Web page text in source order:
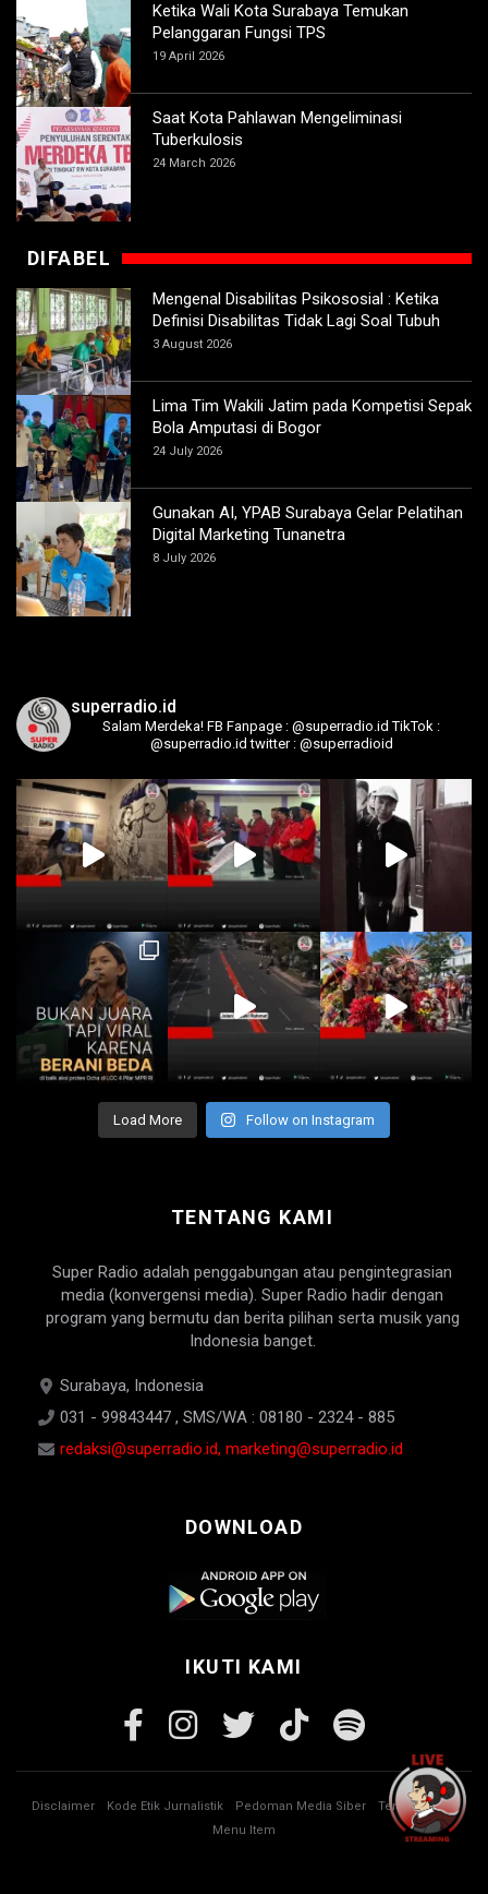
Ketika Wali Kota Surabaya Temukan
Pelanggaran Fungsi TPS
19 April 2026
Saat Kota Pahlawan Mengeliminasi
Tuberkulosis
24 March 2026
DIFABEL
Mengenal Disabilitas Psikososial : Ketika
Definisi Disabilitas Tidak Lagi Soal Tubuh
3 August 2026
Lima Tim Wakili Jatim pada Kompetisi Sepak
Bola Amputasi di Bogor
24 July 2026
Gunakan AI, YPAB Surabaya Gelar Pelatihan
Digital Marketing Tunanetra
8 July 2026
superradio.id
Salam Merdeka! FB Fanpage : @superradio.id TikTok :
@superradio.id twitter : @superradioid
Load More Follow on Instagram
TENTANG KAMI
Super Radio adalah penggabungan atau pengintegrasian
media (konvergensi media). Super Radio hadir dengan
program yang bermutu dan berita pilihan serta musik yang
Indonesia banget.
Surabaya, Indonesia
031 - 99843447 , SMS/WA : 08180 - 2324 - 885
redaksi@superradio.id, marketing@superradio.id
DOWNLOAD
IKUTI KAMI
Disclaimer Kode Etik Jurnalistik Pedoman Media Siber
Tentang Kami
Menu Item